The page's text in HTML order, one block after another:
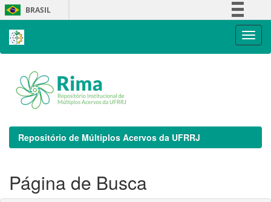
Skip
navigation
BRASIL
Repositório de Múltiplos Acervos da UFRRJ
Página de Busca